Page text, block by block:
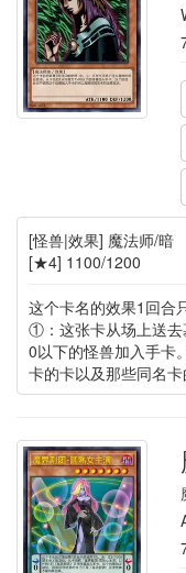
[怪兽|效果] 魔法师/暗
[★4] 1100/1200
这个卡名的效果1回合
①：这张卡从场上送去
0以下的怪兽加入手卡
卡的卡以及那些同名卡